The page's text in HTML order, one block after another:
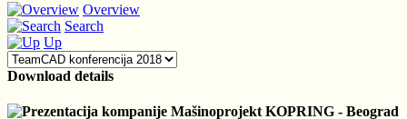
Overview
Search
Up
Download details